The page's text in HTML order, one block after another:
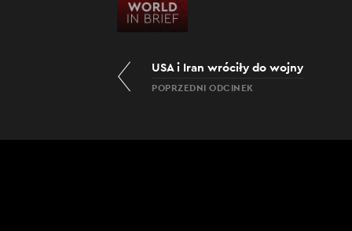
USA i Iran wróciły do wojny
POPRZEDNI ODCINEK